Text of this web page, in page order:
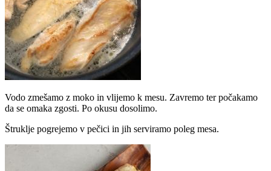
Vodo zmešamo z moko in vlijemo k mesu. Zavremo ter počakamo
da se omaka zgosti. Po okusu dosolimo.
Štruklje pogrejemo v pečici in jih serviramo poleg mesa.